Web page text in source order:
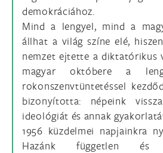
demokráciához.
Mind a lengyel, mind a
állhat a világ színe elé,
nemzet ejtette a diktatórikus
magyar októbere a
rokonszenvtüntetéssel
bizonyította: népeink
ideológiát és annak
1956 küzdelmei napjainkra
Hazánk független és